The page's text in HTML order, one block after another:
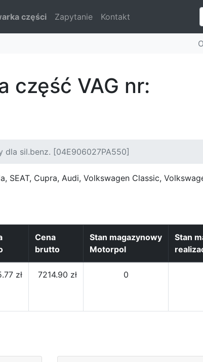
części Zapytanie Kontakt
część VAG nr:
dla sil.benz. [04E906027PA550]
SEAT, Cupra, Audi, Volkswagen Classic,
Cena
brutto
Stan magazynowy
Motorpol
Stan
zł 7214.90 zł 0